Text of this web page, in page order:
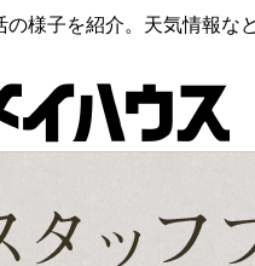
の様子を紹介。天気情報な